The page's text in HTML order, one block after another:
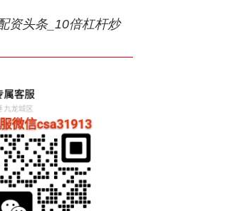
资头条_10倍杠杆炒